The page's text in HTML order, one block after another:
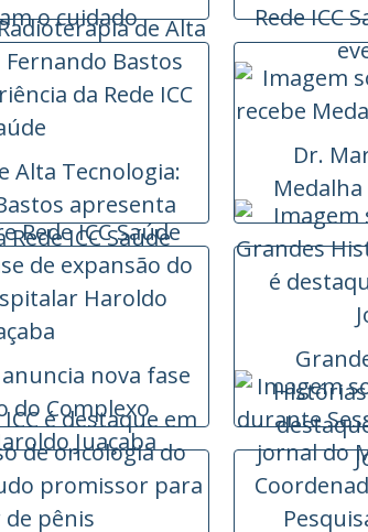
o cuidado
Rede ICC
Alta Tecnologia:
apresenta
ICC Saúde
Dr.
Medalha
anuncia nova fase
do Complexo
Juaçaba